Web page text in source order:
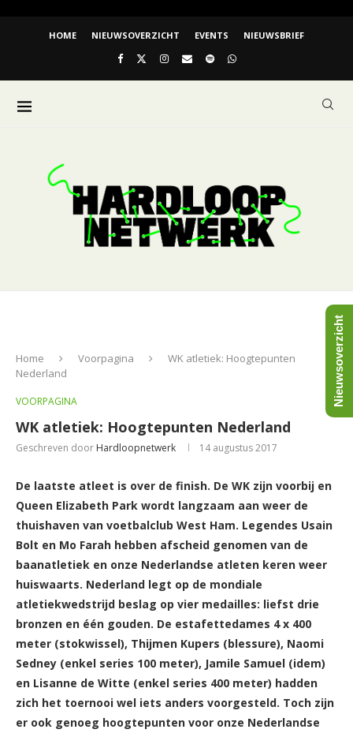
HOME NIEUWSOVERZICHT EVENTS NIEUWSBRIEF
Home Voorpagina
WK atletiek: Hoogtepunten
Nederland
VOORPAGINA
WK atletiek: Hoogtepunten Nederland
Geschreven door Hardloopnetwerk 14 augustus 2017
De laatste atleet is over de finish. De WK zijn voorbij en
Queen Elizabeth Park wordt langzaam aan weer de
thuishaven van voetbalclub West Ham. Legendes Usain
Bolt en Mo Farah hebben afscheid genomen van de
baanatletiek en onze Nederlandse atleten keren weer
huiswaarts. Nederland legt op de mondiale
atletiekwedstrijd beslag op vier medailles: liefst drie
bronzen en één gouden. De estafettedames 4 x 400
meter (stokwissel), Thijmen Kupers (blessure), Naomi
Sedney (enkel series 100 meter), Jamile Samuel (idem)
en Lisanne de Witte (enkel series 400 meter) hadden
zich het toernooi wel iets anders voorgesteld. Toch zijn
er ook genoeg hoogtepunten voor onze Nederlandse
Nieuwsoverzicht